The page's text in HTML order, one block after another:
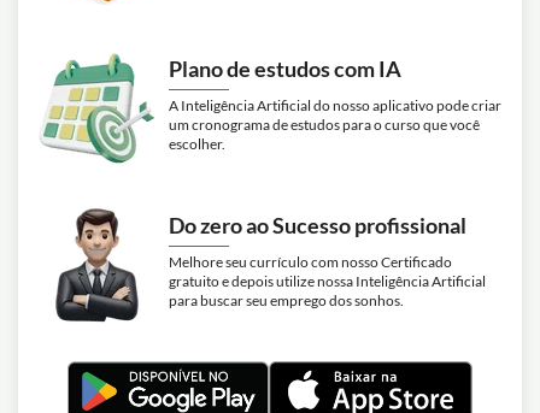
Plano de estudos com IA
A Inteligência Artificial do nosso aplicativo pode criar
um cronograma de estudos para o curso que você
escolher.
Do zero ao Sucesso profissional
Melhore seu currículo com nosso Certificado
gratuito e depois utilize nossa Inteligência Artificial
para buscar seu emprego dos sonhos.